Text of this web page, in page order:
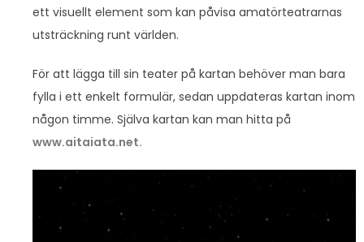
ett visuellt element som kan påvisa amatörteatrarnas
utsträckning runt världen.
För att lägga till sin teater på kartan behöver man bara
fylla i ett enkelt formulär, sedan uppdateras kartan inom
någon timme. Själva kartan kan man hitta på
www.aitaiata.net.